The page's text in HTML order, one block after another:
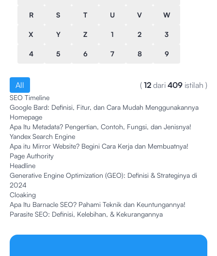
R S T U V W
X Y Z 1 2 3
4 5 6 7 8 9
All ( 12 dari 409 istilah )
SEO Timeline
Google Bard: Definisi, Fitur, dan Cara Mudah Menggunakannya
Homepage
Apa Itu Metadata? Pengertian, Contoh, Fungsi, dan Jenisnya!
Yandex Search Engine
Apa itu Mirror Website? Begini Cara Kerja dan Membuatnya!
Page Authority
Headline
Generative Engine Optimization (GEO): Definisi & Strateginya di
2024
Cloaking
Apa Itu Barnacle SEO? Pahami Teknik dan Keuntungannya!
Parasite SEO: Definisi, Kelebihan, & Kekurangannya